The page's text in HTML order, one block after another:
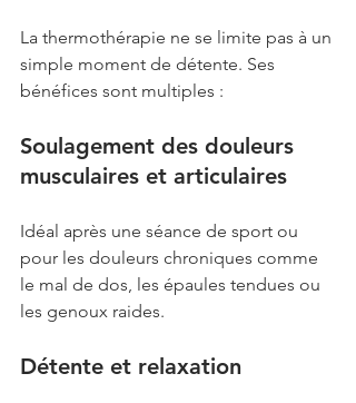
La thermothérapie ne se limite pas à un
simple moment de détente. Ses
bénéfices sont multiples :
Soulagement des douleurs
musculaires et articulaires
Idéal après une séance de sport ou
pour les douleurs chroniques comme
le mal de dos, les épaules tendues ou
les genoux raides.
Détente et relaxation